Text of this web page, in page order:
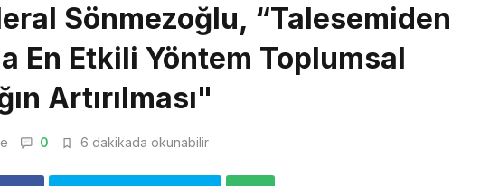
Sönmezoğlu, “Talesemiden
En Etkili Yöntem Toplumsal
Artırılması"
0 6 dakikada okunabilir